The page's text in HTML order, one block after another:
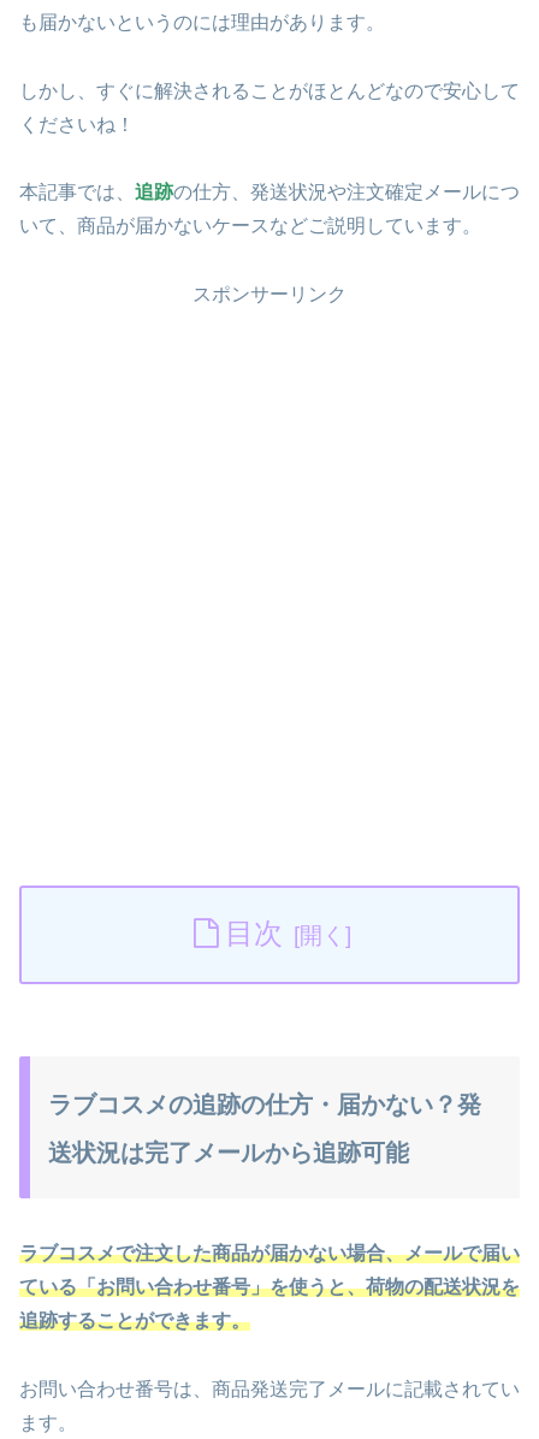
も届かないというのには理由があります。
しかし、すぐに解決されることがほとんどなので安心して
くださいね！
本記事では、 追跡の仕方、発送状況や注文確定メールにつ
いて、商品が届かないケースなどご説明しています。
スポンサーリンク
目次
ラブコスメの追跡の仕方・届かない？発
送状況は完了メールから追跡可能
ラブコスメで注文した商品が届かない場合、メールで届い
ている「お問い合わせ番号」を使うと、荷物の配送状況を
追跡することができます。
お問い合わせ番号は、商品発送完了メールに記載されてい
ます。